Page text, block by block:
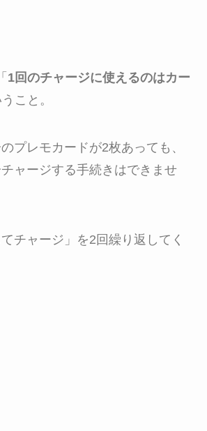
1回のチャージに使えるのはカー
こと。
プレモカードが2枚あっても、
ャージする手続きはできませ
てチャージ」を2回繰り返してく